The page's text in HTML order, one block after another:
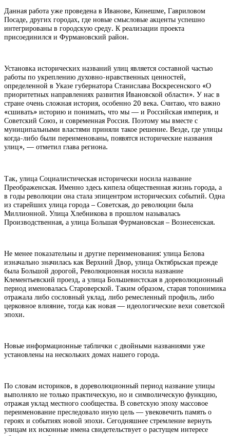
Данная работа уже проведена в Иванове, Кинешме, Гавриловом
Посаде, других городах, где новые смысловые акценты успешно
интегрированы в городскую среду. К реализации проекта
присоединился и Фурмановский район.
Установка исторических названий улиц является составной частью
работы по укреплению духовно-нравственных ценностей,
определенной в Указе губернатора Станислава Воскресенского «О
приоритетных направлениях развития Ивановской области». У нас в
стране очень сложная история, особенно 20 века. Считаю, что важно
«сшивать» историю и понимать, что мы — и Российская империя, и
Советский Союз, и современная Россия. Поэтому мы вместе с
муниципальными властями приняли такое решение. Везде, где улицы
когда-либо были переименованы, появятся исторические названия
улиц», — отметил глава региона.
Так, улица Социалистическая исторически носила название
Преображенская. Именно здесь кипела общественная жизнь города, а
в годы революции она стала эпицентром исторических событий. Одна
из старейших улица города – Советская, до революции была
Миллионной. Улица Хлебникова в прошлом называлась
Производственная, а улица Большая Фурмановская – Вознесенская.
Не менее показательны и другие переименования: улица Белова
изначально значилась как Верхний Двор, улица Октябрьская прежде
была Большой дорогой, Революционная носила название
Клементьевский проезд, а улица Большевистская в дореволюционный
период именовалась Староверской. Таким образом, старая топонимика
отражала либо сословный уклад, либо ремесленный профиль, либо
церковное влияние, тогда как новая — идеологические вехи советской
эпохи.
Новые информационные таблички с двойными названиями уже
установлены на нескольких домах нашего города.
По словам историков, в дореволюционный период название улицы
выполняло не только практическую, но и символическую функцию,
отражая уклад местного сообщества. В советскую эпоху массовое
переименование преследовало иную цель — увековечить память о
героях и событиях новой эпохи. Сегодняшнее стремление вернуть
улицам их исконные имена свидетельствует о растущем интересе